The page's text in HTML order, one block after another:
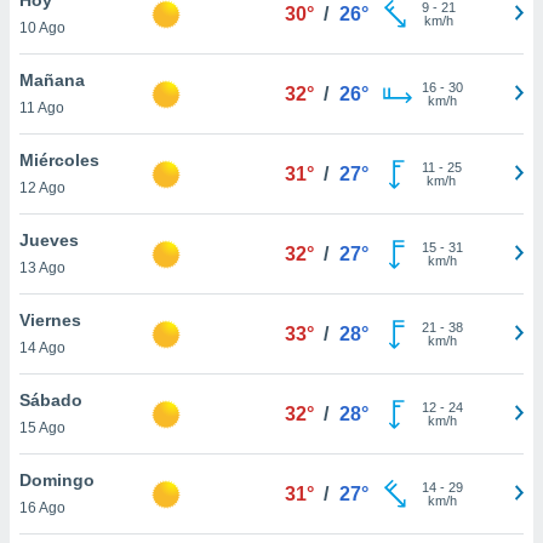
en
más
nuestra
de
cookies
aceptar
10 Ago
30° / 26° 9- 21
km/h
Mañana
11 Ago
32° / 26° 16- 30
km/h
Miércoles
12 Ago
31° / 27° 11 - 25
km/h
Jueves
13 Ago
32° / 27° 15- 31
km/h
Viernes
14 Ago
33° / 28° 21 - 38
km/h
Sábado
15 Ago
32° / 28° 12- 24
km/h
Domingo
16 Ago
31° / 27° 14- 29
km/h